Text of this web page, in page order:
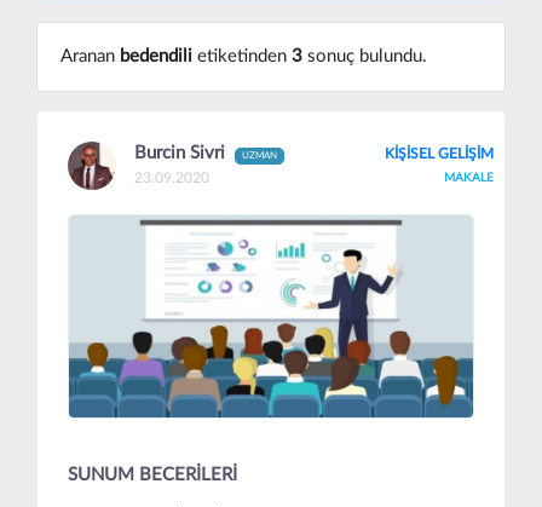
Aranan bedendili etiketinden 3sonuç bulundu.
Burcin Sivri UZMAN
23.09.2020
KİŞİSEL GELİŞİM
MAKALE
SUNUM BECERİLERİ